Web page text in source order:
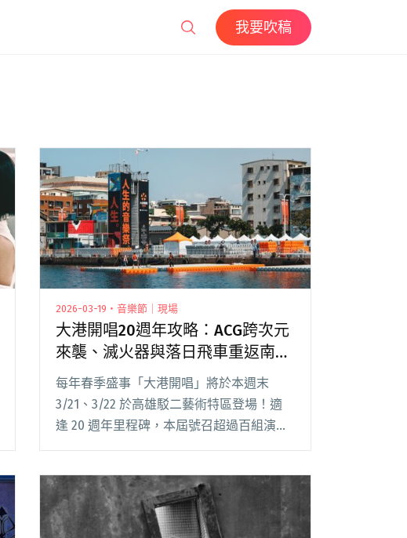
我要吹稿
2026-03-19・音樂節｜現場
大港開唱20週年攻略：ACG跨次元
來襲、滅火器與落日飛車重返南霸
天、兒童界巨星「巧虎」參戰
每年春季盛事「大港開唱」將於本週末
3/21、3/22 於高雄駁二藝術特區登場！適
逢 20 週年里程碑，本屆號召超過百組演出
陣容，海外卡司由日本歌姬 milet 領銜，更
為《BLUE GIA閱讀全文 "大港開唱20週年攻
略：ACG跨次元來襲、滅火器與落日飛車重
返南霸天、兒童界巨星「巧虎」參戰"